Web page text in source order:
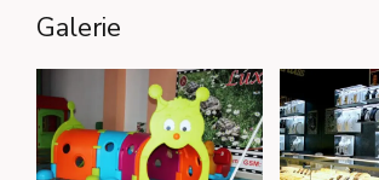
Galerie